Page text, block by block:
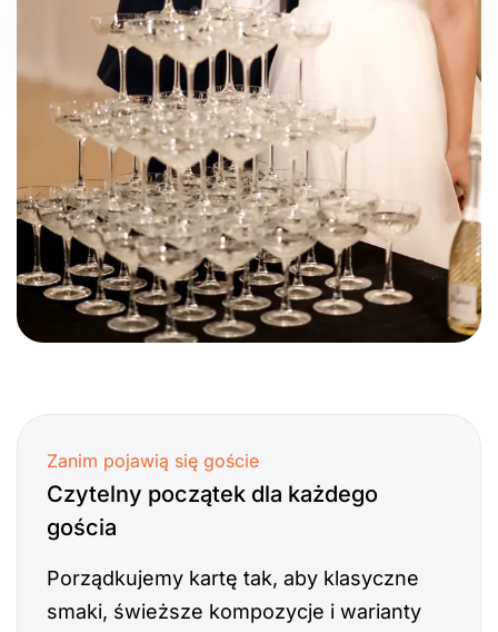
Zanim pojawią się goście
Czytelny początek dla każdego
gościa
Porządkujemy kartę tak, aby klasyczne
smaki, świeższe kompozycje i warianty